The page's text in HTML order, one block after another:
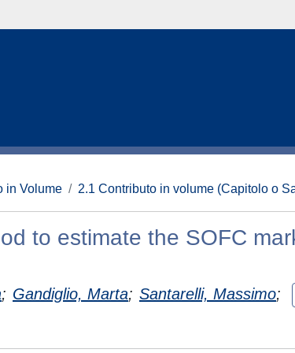
in Volume 2.1 Contributo in volume (Capitolo o
to estimate the SOFC
; Gandiglio, Marta; Santarelli, Massimo;